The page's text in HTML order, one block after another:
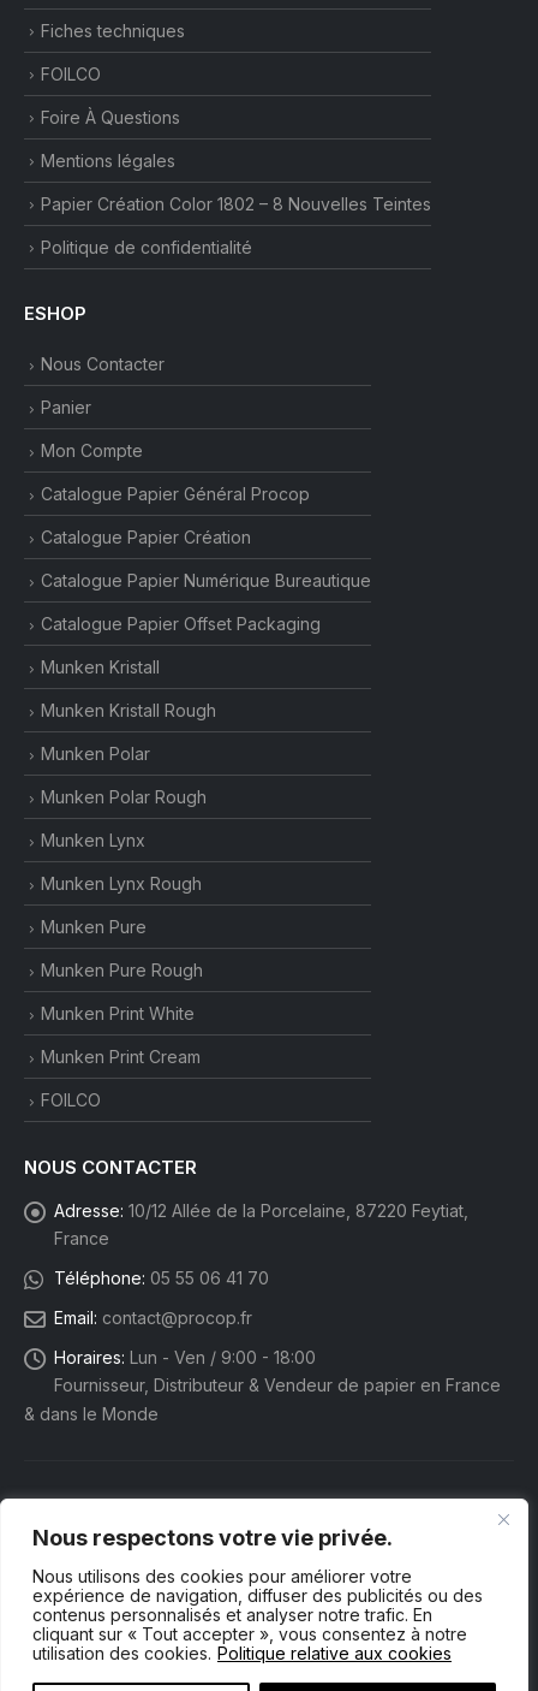
Nous respectons votre vie privée.
Nous utilisons des cookies pour améliorer votre
expérience de navigation, diffuser des publicités ou des
contenus personnalisés et analyser notre trafic. En
cliquant sur « Tout accepter », vous consentez à notre
utilisation des cookies. Politique relative aux cookies
Fiches techniques
FOILCO
Foire À Questions
Mentions légales
Papier Création Color 1802 – 8 Nouvelles Teintes
Politique de confidentialité
ESHOP
Nous Contacter
Panier
Mon Compte
Catalogue Papier Général Procop
Catalogue Papier Création
Catalogue Papier Numérique Bureautique
Catalogue Papier Offset Packaging
Munken Kristall
Munken Kristall Rough
Munken Polar
Munken Polar Rough
Munken Lynx
Munken Lynx Rough
Munken Pure
Munken Pure Rough
Munken Print White
Munken Print Cream
FOILCO
NOUS CONTACTER
Adresse: 10/12 Allée de la Porcelaine, 87220 Feytiat,
France
Téléphone: 05 55 06 41 70
Email: contact@procop.fr
Horaires: Lun - Ven / 9:00 - 18:00
Fournisseur, Distributeur & Vendeur de papier en France
& dans le Monde
Procop eShop. © 2025 Tous droits réservés.